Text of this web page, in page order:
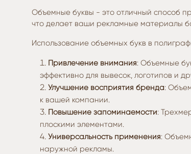
Объемные буквы - это отличный способ
что делает ваши рекламные материалы
Использование объемных букв в
Привлечение внимания: Объемные
эффективно для вывесок, логотипов и
Улучшение восприятия бренда:
к вашей компании.
Повышение запоминаемости:
плоскими элементами.
Универсальность применения:
наружной рекламы.